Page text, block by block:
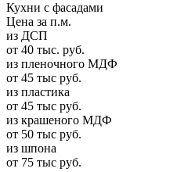
Кухни с фасадами
Цена за п.м.
из ДСП
от 40 тыс. руб.
из пленочного МДФ
от 45 тыс руб.
из пластика
от 45 тыс руб.
из крашеного МДФ
от 50 тыс руб.
из шпона
от 75 тыс руб.